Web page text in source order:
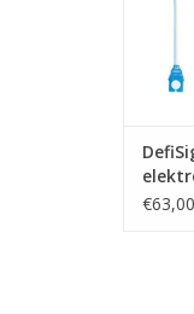
€63,00